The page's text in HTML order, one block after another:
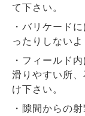
て下さい。
・バリケード
ったりしないよ
・フィールド
滑りやすい所
け下さい。
・隙間からの